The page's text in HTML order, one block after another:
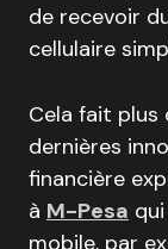
de recevoir
cellulaire
Cela fait plus
dernières
financière
à M-Pesa
mobile, par